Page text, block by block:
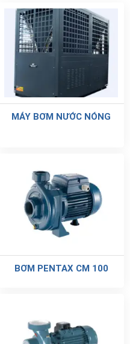
MÁY BƠM NƯỚC NÓNG
BƠM PENTAX CM 100